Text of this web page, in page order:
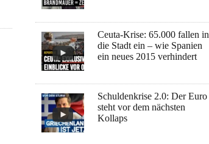
Ceuta-Krise: 65.000 fallen in
die Stadt ein – wie Spanien
ein neues 2015 verhindert
Schuldenkrise 2.0: Der Euro
steht vor dem nächsten
Kollaps